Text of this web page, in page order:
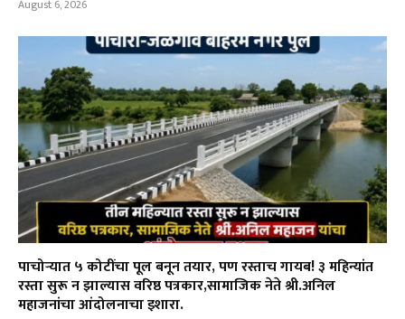
August 6, 2026
पाचोऱ्यात ५ कोटींचा पूल बनून तयार, पण रस्ताच गायब! ३ महिन्यांत
रस्ता सुरू न झाल्यास वरिष्ठ पत्रकार,सामाजिक नेते श्री.अनिल
महाजनांचा आंदोलनाचा इशारा.